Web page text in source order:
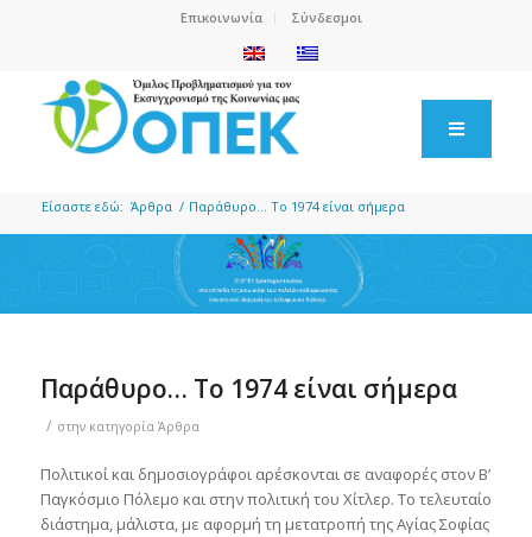
Επικοινωνία Σύνδεσμοι
Είσαστε εδώ: Άρθρα / Παράθυρο… Το 1974 είναι σήμερα
Παράθυρο… Το 1974 είναι σήμερα
/ στην κατηγορία Άρθρα
Πολιτικοί και δημοσιογράφοι αρέσκονται σε αναφορές στον Β’
Παγκόσμιο Πόλεμο και στην πολιτική του Χίτλερ. Το τελευταίο
διάστημα, μάλιστα, με αφορμή τη μετατροπή της Αγίας Σοφίας